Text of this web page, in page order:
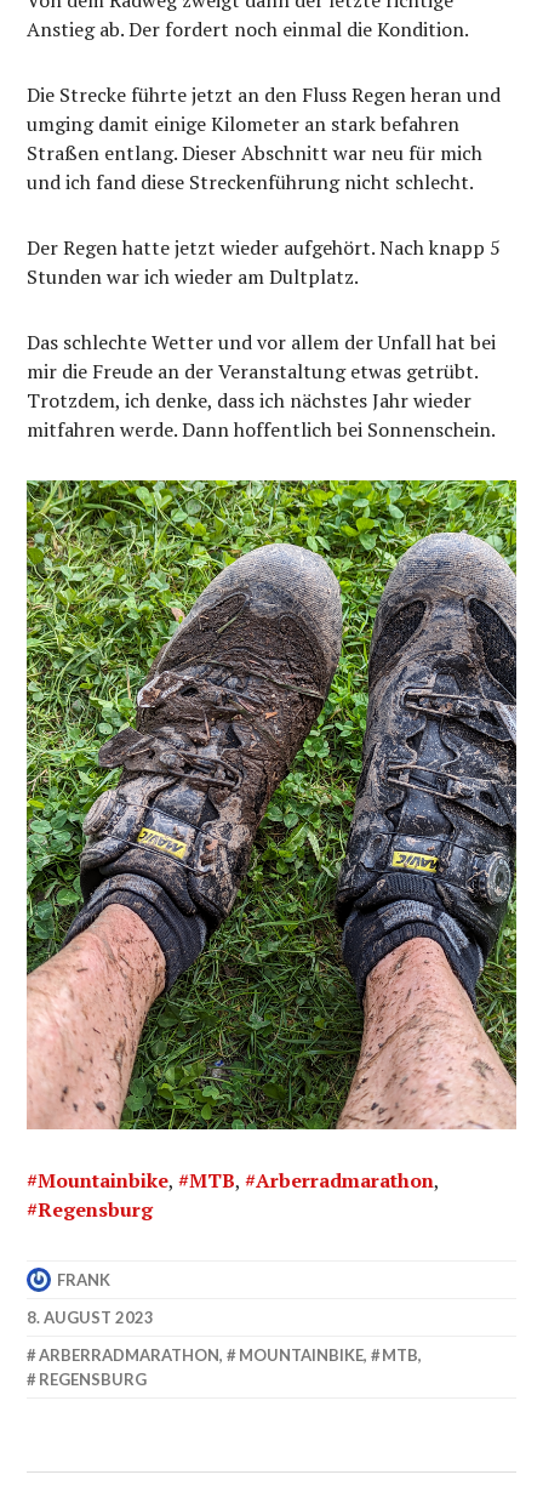
Anstieg ab. Der fordert noch einmal die Kondition.
Die Strecke führte jetzt an den Fluss Regen heran und
umging damit einige Kilometer an stark befahren
Straßen entlang. Dieser Abschnitt war neu für mich
und ich fand diese Streckenführung nicht schlecht.
Der Regen hatte jetzt wieder aufgehört. Nach knapp 5
Stunden war ich wieder am Dultplatz.
Das schlechte Wetter und vor allem der Unfall hat bei
mir die Freude an der Veranstaltung etwas getrübt.
Trotzdem, ich denke, dass ich nächstes Jahr wieder
mitfahren werde. Dann hoffentlich bei Sonnenschein.
#Mountainbike,#MTB,#Arberradmarathon,
#Regensburg
FRANK
8. AUGUST 2023
ARBERRADMARATHON, MOUNTAINBIKE, MTB,
REGENSBURG